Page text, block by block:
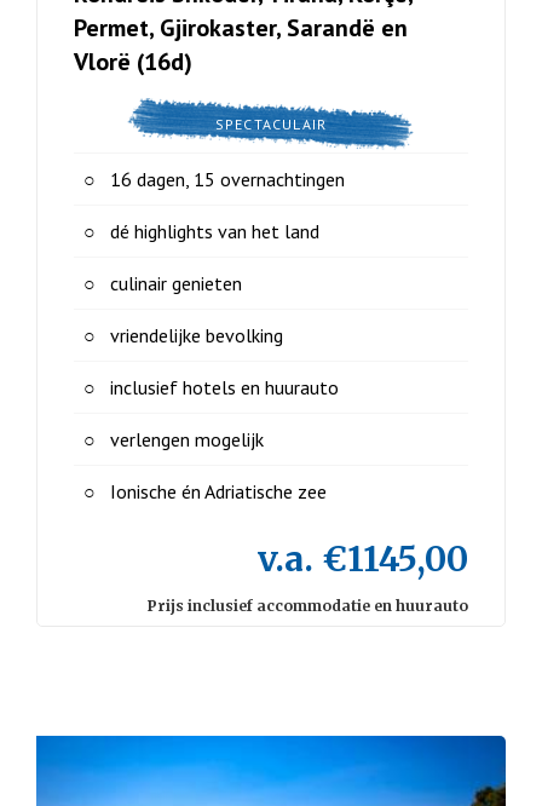
Permet, Gjirokaster, Sarandë en
Vlorë (16d)
SPECTACULAIR
16 dagen, 15 overnachtingen
dé highlights van het land
culinair genieten
vriendelijke bevolking
inclusief hotels en huurauto
verlengen mogelijk
Ionische én Adriatische zee
v.a. €1145,00
Prijs inclusief accommodatie en huurauto